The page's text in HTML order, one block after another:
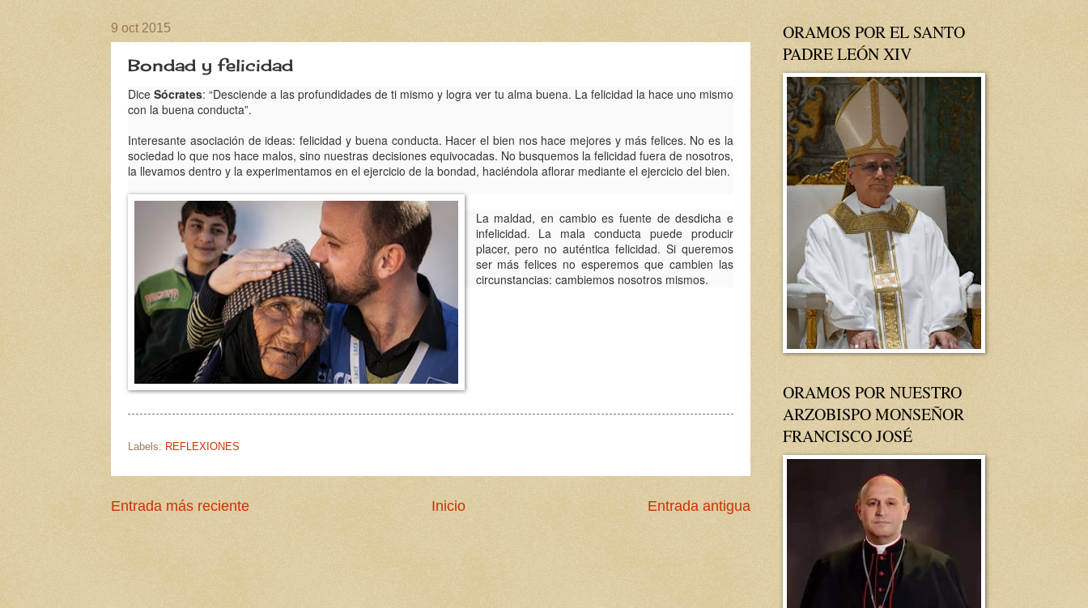
9 oct 2015
Bondad y felicidad
Dice Sócrates: “Desciende a las profundidades de ti mismo y logra ver tu alma buena. La felicidad la hace uno mismo
con la buena conducta”.
Interesante asociación de ideas: felicidad y buena conducta. Hacer el bien nos hace mejores y más felices. No es la
sociedad lo que nos hace malos, sino nuestras decisiones equivocadas. No busquemos la felicidad fuera de nosotros,
la llevamos dentro y la experimentamos en el ejercicio de la bondad, haciéndola aflorar mediante el ejercicio del bien.
La maldad, en cambio es fuente de desdicha e
infelicidad. La mala conducta puede producir
placer, pero no auténtica felicidad. Si queremos
ser más felices no esperemos que cambien las
circunstancias: cambiemos nosotros mismos.
Labels: REFLEXIONES
Entrada más reciente Entrada antigua
Inicio
ORAMOS POR EL SANTO
PADRE LEÓN XIV
ORAMOS POR NUESTRO
ARZOBISPO MONSEÑOR
FRANCISCO JOSÉ